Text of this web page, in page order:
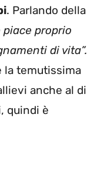
. Parlando della
piace proprio
di vita”.
la temutissima
anche al di
quindi è